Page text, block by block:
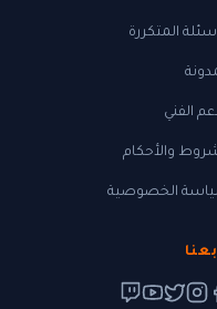
المتكررة
الفني
والأحكام
الخصوصية